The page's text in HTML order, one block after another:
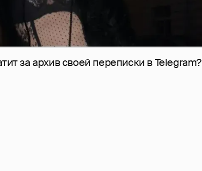
за архив своей перeписки в Telegram?